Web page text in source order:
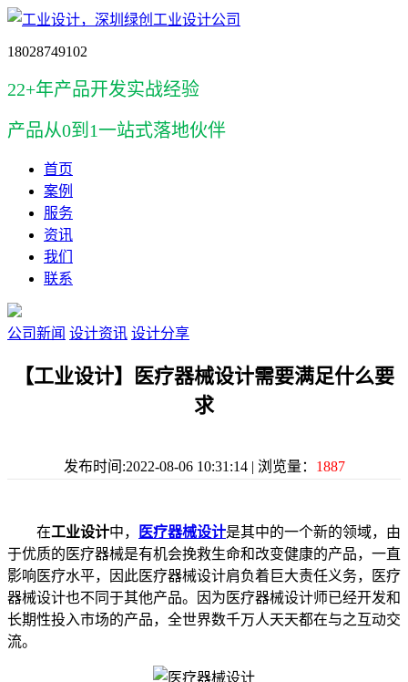
18028749102
22+年产品开发实战经验
产品从0到1一站式落地伙伴
首页
案例
服务
资讯
我们
联系
公司新闻 设计资讯 设计分享
【工业设计】医疗器械设计需要满足什么要
求
发布时间:2022-08-06 10:31:14 | 浏览量： 1887
在工业设计中， 医疗器械设计是其中的一个新的领域，由
于优质的医疗器械是有机会挽救生命和改变健康的产品，一直
影响医疗水平，因此医疗器械设计肩负着巨大责任义务，医疗
器械设计也不同于其他产品。因为医疗器械设计师已经开发和
长期性投入市场的产品，全世界数千万人天天都在与之互动交
流。